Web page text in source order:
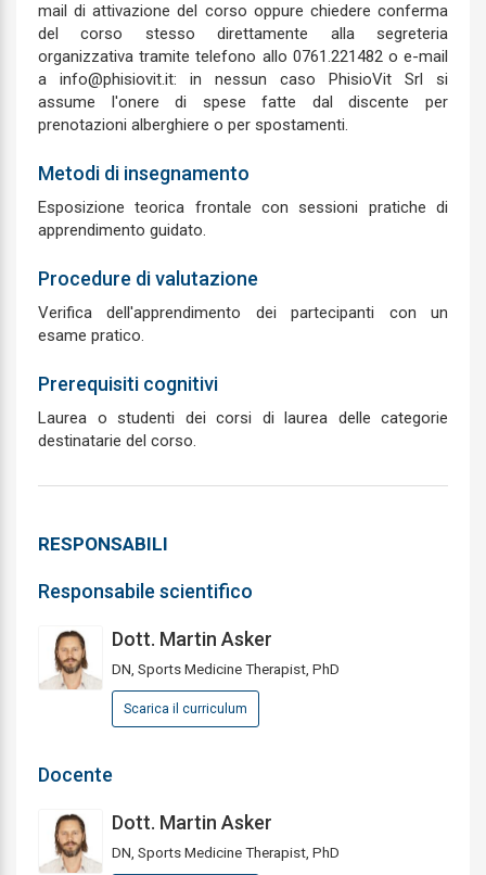
mail di attivazione del corso oppure chiedere conferma
del corso stesso direttamente alla segreteria
organizzativa tramite telefono allo 0761.221482 o e-mail
a info@phisiovit.it: in nessun caso PhisioVit Srl si
assume l'onere di spese fatte dal discente per
prenotazioni alberghiere o per spostamenti.
Metodi di insegnamento
Esposizione teorica frontale con sessioni pratiche di
apprendimento guidato.
Procedure di valutazione
Verifica dell'apprendimento dei partecipanti con un
esame pratico.
Prerequisiti cognitivi
Laurea o studenti dei corsi di laurea delle categorie
destinatarie del corso.
RESPONSABILI
Responsabile scientifico
Dott. Martin Asker
DN, Sports Medicine Therapist, PhD
Scarica il curriculum
Docente
Dott. Martin Asker
DN, Sports Medicine Therapist, PhD